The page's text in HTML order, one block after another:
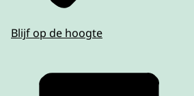
Blijf op de hoogte